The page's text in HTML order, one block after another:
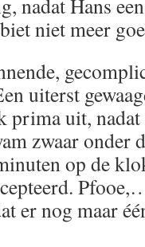
nadat Hans
niet meer
uiterst
prima uit,
zwaar onder
op de
er nog maar